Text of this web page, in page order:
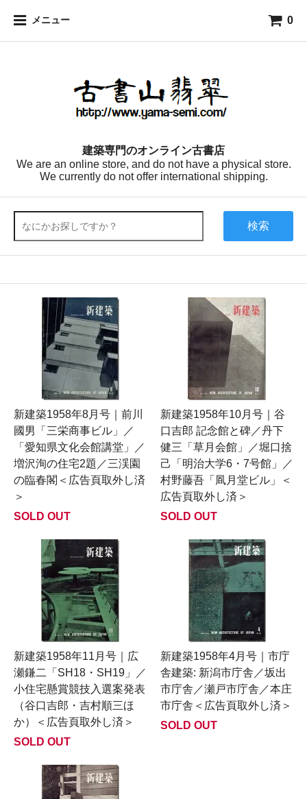
メニュー 0
建築専門のオンライン古書店
We are an online store, and do not have a physical store.
We currently do not offer international shipping.
検索
新建築1958年8月号｜前川
國男「三栄商事ビル」／
「愛知県文化会館講堂」／
増沢洵の住宅2題／三渓園
の臨春閣＜広告頁取外し済
＞
SOLD OUT
新建築1958年10月号｜谷
口吉郎 記念館と碑／丹下
健三「草月会館」／堀口捨
己「明治大学6・7号館」／
村野藤吾「凮月堂ビル」＜
広告頁取外し済＞
SOLD OUT
新建築1958年11月号｜広
瀬鎌二「SH18・SH19」／
小住宅懸賞競技入選案発表
（谷口吉郎・吉村順三ほ
か）＜広告頁取外し済＞
SOLD OUT
新建築1958年4月号｜市庁
舎建築: 新潟市庁舎／坂出
市庁舎／瀬戸市庁舎／本庄
市庁舎＜広告頁取外し済＞
SOLD OUT